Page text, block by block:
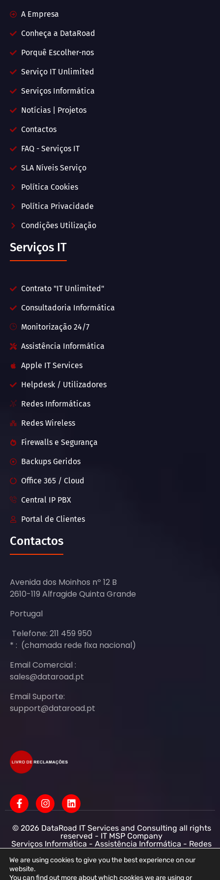
A Empresa
Conheça a DataRoad
Porquê Escolher-nos
Serviço IT Unlimited
Serviços Informática
Notícias | Projetos
Contactos
FAQ - Serviços IT
SLA Níveis Serviço
Política Cookies
Política Privacidade
Condições Utilização
Serviços IT
Contrato "IT Unlimited"
Consultadoria Informática
Monitorização 24/7
Assistência Informática
Apple IT Services
Helpdesk / Utilizadores
Redes Informáticas
Redes Wireless
Firewalls e Segurança
Backups Geridos
Office 365 / Cloud
Central IP PBX
Portal de Clientes
Contactos
Avenida dos Moinhos nº 12 B
2610-119 Alfragide Quinta Grande
Portugal
Telefone: 211 459 950
* : (chamada rede fixa nacional)
Email Comercial :
sales@dataroad.pt
Email Suporte:
support@dataroad.pt
© 2026 DataRoad IT Services and Consulting all rights
reserved - IT MSP Company
Serviços Informática - Assistência Informática - Redes
Informática Empresas - Suporte Informático
Empresarial
DataRoad IT Services and Consulting LDA NIF:
We are using cookies to give you the best experience on our
website.
You can find out more about which cookies we are using or